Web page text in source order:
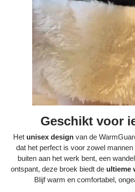
Bestelling herroepen
Ruilen en retourneren
Bestellingen & levering
Algemene voorwaarden
Wij steunen KWF, doe je mee?
Geschikt voor
Het unisex designvan de
dat het perfect is voor zowel
buiten aan het werk bent, een
ontspant, deze broek biedt de ultieme
Blijf warm en comfortabel,